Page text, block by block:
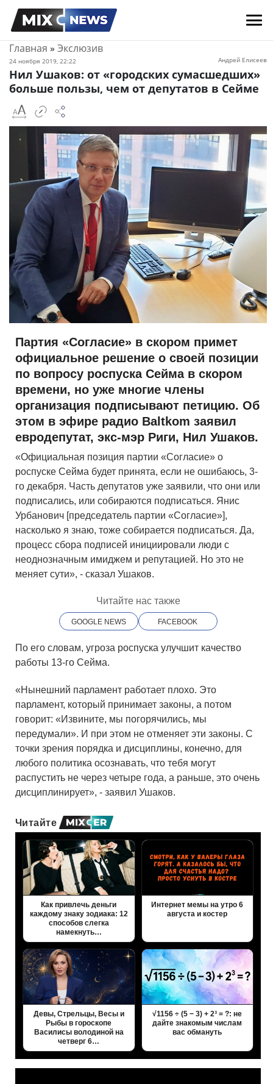
Главная » Экслюзив
24 ноября 2019, 22:22 Андрей Елисеев
Нил Ушаков: от «городских сумасшедших»
больше пользы, чем от депутатов в Сейме
Партия «Согласие» в скором примет
официальное решение о своей позиции
по вопросу роспуска Сейма в скором
времени, но уже многие члены
организация подписывают петицию. Об
этом в эфире радио Baltkom заявил
евродепутат, экс-мэр Риги, Нил Ушаков.
«Официальная позиция партии «Согласие» о
роспуске Сейма будет принята, если не ошибаюсь, 3-
го декабря. Часть депутатов уже заявили, что они или
подписались, или собираются подписаться. Янис
Урбанович [председатель партии «Согласие»],
насколько я знаю, тоже собирается подписаться. Да,
процесс сбора подписей инициировали люди с
неоднозначным имиджем и репутацией. Но это не
меняет сути», - сказал Ушаков.
Читайте нас также
GOOGLE NEWS FACEBOOK
По его словам, угроза роспуска улучшит качество
работы 13-го Сейма.
«Нынешний парламент работает плохо. Это
парламент, который принимает законы, а потом
говорит: «Извините, мы погорячились, мы
передумали». И при этом не отменяет эти законы. С
точки зрения порядка и дисциплины, конечно, для
любого политика осознавать, что тебя могут
распустить не через четыре года, а раньше, это очень
дисциплинирует», - заявил Ушаков.
Читайте
Как привлечь деньги
каждому знаку зодиака: 12
способов слегка
намекнуть…
Интернет мемы на утро 6
августа и костер
Девы, Стрельцы, Весы и
Рыбы в гороскопе
Василисы володиной на
четверг 6…
√1156 ÷ (5 − 3) + 2³ = ?: не
дайте знакомым числам
вас обмануть